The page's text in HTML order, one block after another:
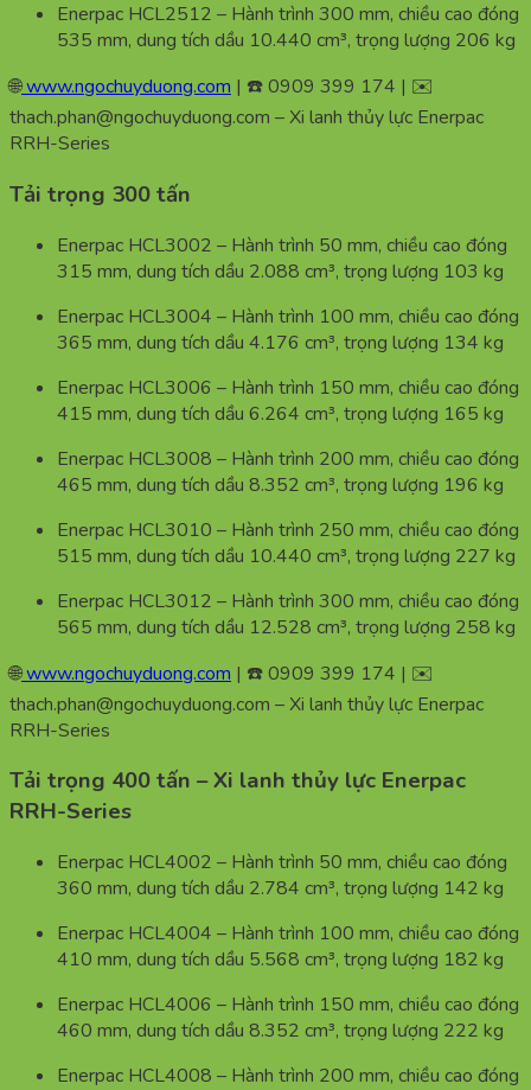
Enerpac HCL2512 – Hành trình 300 mm, chiều cao đóng
535 mm, dung tích dầu 10.440 cm³, trọng lượng 206 kg
🌐www.ngochuyduong.com | ☎️ 0909 399 174 | ✉️
thach.phan@ngochuyduong.com – Xi lanh thủy lực Enerpac
RRH-Series
Tải trọng 300 tấn
Enerpac HCL3002 – Hành trình 50 mm, chiều cao đóng
315 mm, dung tích dầu 2.088 cm³, trọng lượng 103 kg
Enerpac HCL3004 – Hành trình 100 mm, chiều cao đóng
365 mm, dung tích dầu 4.176 cm³, trọng lượng 134 kg
Enerpac HCL3006 – Hành trình 150 mm, chiều cao đóng
415 mm, dung tích dầu 6.264 cm³, trọng lượng 165 kg
Enerpac HCL3008 – Hành trình 200 mm, chiều cao đóng
465 mm, dung tích dầu 8.352 cm³, trọng lượng 196 kg
Enerpac HCL3010 – Hành trình 250 mm, chiều cao đóng
515 mm, dung tích dầu 10.440 cm³, trọng lượng 227 kg
Enerpac HCL3012 – Hành trình 300 mm, chiều cao đóng
565 mm, dung tích dầu 12.528 cm³, trọng lượng 258 kg
🌐www.ngochuyduong.com | ☎️ 0909 399 174 | ✉️
thach.phan@ngochuyduong.com – Xi lanh thủy lực Enerpac
RRH-Series
Tải trọng 400 tấn – Xi lanh thủy lực Enerpac
RRH-Series
Enerpac HCL4002 – Hành trình 50 mm, chiều cao đóng
360 mm, dung tích dầu 2.784 cm³, trọng lượng 142 kg
Enerpac HCL4004 – Hành trình 100 mm, chiều cao đóng
410 mm, dung tích dầu 5.568 cm³, trọng lượng 182 kg
Enerpac HCL4006 – Hành trình 150 mm, chiều cao đóng
460 mm, dung tích dầu 8.352 cm³, trọng lượng 222 kg
Enerpac HCL4008 – Hành trình 200 mm, chiều cao đóng